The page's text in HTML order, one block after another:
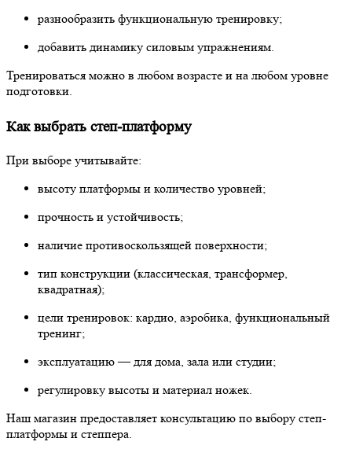
разнообразить функциональную тренировку;
добавить динамику силовым упражнениям.
Тренироваться можно в любом возрасте и на любом уровне
подготовки.
Как выбрать степ-платформу
При выборе учитывайте:
высоту платформы и количество уровней;
прочность и устойчивость;
наличие противоскользящей поверхности;
тип конструкции (классическая, трансформер,
квадратная);
цели тренировок: кардио, аэробика, функциональный
тренинг;
эксплуатацию — для дома, зала или студии;
регулировку высоты и материал ножек.
Наш магазин предоставляет консультацию по выбору степ-
платформы и степпера.